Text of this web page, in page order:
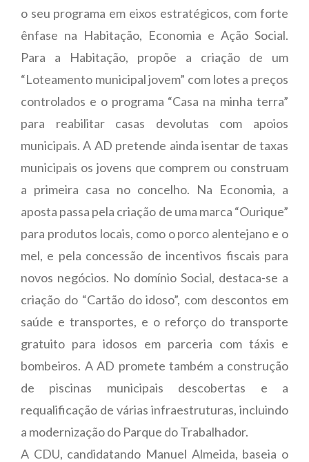
o seu programa em eixos estratégicos, com forte
ênfase na Habitação, Economia e Ação Social.
Para a Habitação, propõe a criação de um
“Loteamento municipal jovem” com lotes a preços
controlados e o programa “Casa na minha terra”
para reabilitar casas devolutas com apoios
municipais. A AD pretende ainda isentar de taxas
municipais os jovens que comprem ou construam
a primeira casa no concelho. Na Economia, a
aposta passa pela criação de uma marca “Ourique”
para produtos locais, como o porco alentejano e o
mel, e pela concessão de incentivos fiscais para
novos negócios. No domínio Social, destaca-se a
criação do “Cartão do idoso”, com descontos em
saúde e transportes, e o reforço do transporte
gratuito para idosos em parceria com táxis e
bombeiros. A AD promete também a construção
de piscinas municipais descobertas e a
requalificação de várias infraestruturas, incluindo
a modernização do Parque do Trabalhador.
A CDU, candidatando Manuel Almeida, baseia o